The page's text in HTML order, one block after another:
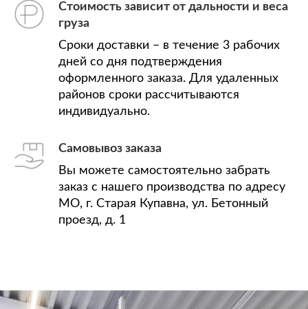
Стоимость зависит от дальности и веса
груза
Сроки доставки – в течение 3 рабочих
дней со дня подтверждения
оформленного заказа. Для удаленных
районов сроки рассчитываются
индивидуально.
Самовывоз заказа
Вы можете самостоятельно забрать
заказ с нашего производства по адресу
МО, г. Старая Купавна, ул. Бетонный
проезд, д. 1